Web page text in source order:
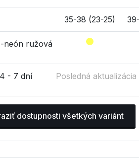
35-38 (23-25)
neón ružová
4 - 7 dní Posledná aktualizácia
dostupnosti všetkých variánt